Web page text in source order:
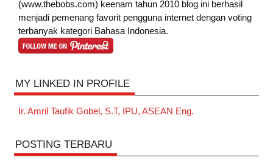
(www.thebobs.com) keenam tahun 2010 blog ini berhasil
menjadi pemenang favorit pengguna internet dengan voting
terbanyak kategori Bahasa Indonesia.
MY LINKED IN PROFILE
Ir. Amril Taufik Gobel, S.T, IPU, ASEAN Eng.
POSTING TERBARU